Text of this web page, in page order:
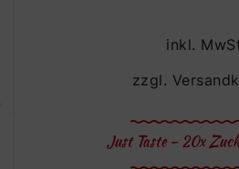
inkl.
zzgl.
Just Taste – 20x